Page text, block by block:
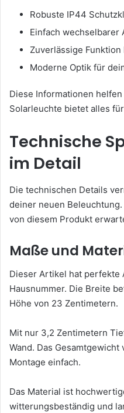
Robuste IP44
Einfach wechselbarer
Zuverlässige
Moderne Optik für
Diese Informationen
Solarleuchte bietet alles
Technische
im Detail
Die technischen Details
deiner neuen
von diesem Produkt
Maße und
Dieser Artikel hat perfekte
Hausnummer. Die Breite
Höhe von 23 Zentimetern.
Mit nur 3,2 Zentimetern
Wand. Das
Montage einfach.
Das Material ist
witterungsbeständig und